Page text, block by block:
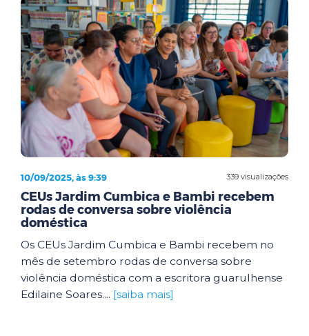
339 visualizações
10/09/2025, às 9:39
CEUs Jardim Cumbica e Bambi recebem
rodas de conversa sobre violência
doméstica
Os CEUs Jardim Cumbica e Bambi recebem no
mês de setembro rodas de conversa sobre
violência doméstica com a escritora guarulhense
Edilaine Soares.... [saiba mais]